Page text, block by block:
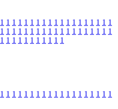
1 1 1 1 1 1 1 1 1 1 1 1 1 1 1 1 1 1 1
1 1 1 1 1 1 1 1 1 1 1 1 1 1 1 1 1 1 1
1 1 1 1 1 1 1 1 1 1 1
1 1 1 1 1 1 1 1 1 1 1 1 1 1 1 1 1 1 1